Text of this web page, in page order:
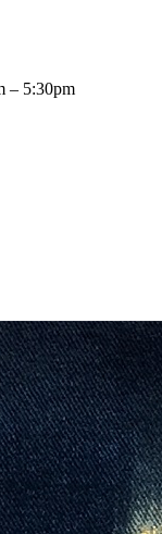
– 5:30pm